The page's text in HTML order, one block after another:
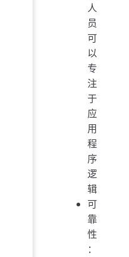
人
员
可
以
专
注
于
应
用
程
序
逻
辑
可
靠
性
：